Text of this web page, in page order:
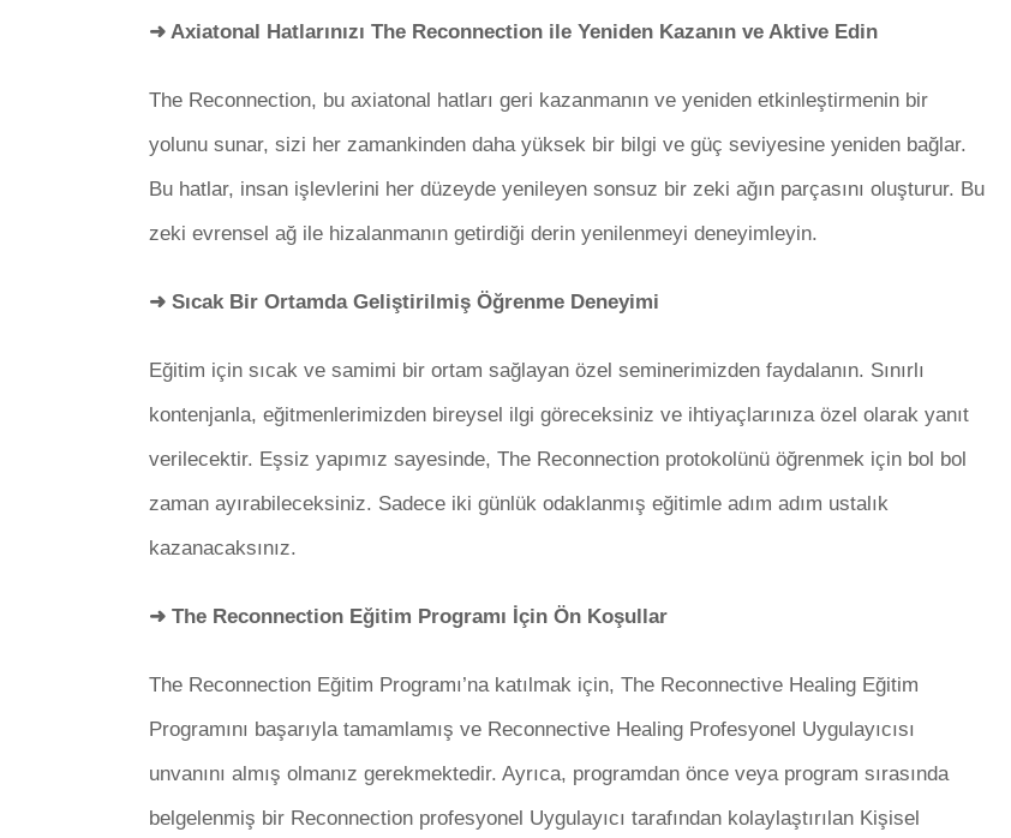
➜ Axiatonal Hatlarınızı The Reconnection ile Yeniden Kazanın ve Aktive Edin
The Reconnection, bu axiatonal hatları geri kazanmanın ve yeniden etkinleştirmenin bir
yolunu sunar, sizi her zamankinden daha yüksek bir bilgi ve güç seviyesine yeniden bağlar.
Bu hatlar, insan işlevlerini her düzeyde yenileyen sonsuz bir zeki ağın parçasını oluşturur. Bu
zeki evrensel ağ ile hizalanmanın getirdiği derin yenilenmeyi deneyimleyin.
➜ Sıcak Bir Ortamda Geliştirilmiş Öğrenme Deneyimi
Eğitim için sıcak ve samimi bir ortam sağlayan özel seminerimizden faydalanın. Sınırlı
kontenjanla, eğitmenlerimizden bireysel ilgi göreceksiniz ve ihtiyaçlarınıza özel olarak yanıt
verilecektir. Eşsiz yapımız sayesinde, The Reconnection protokolünü öğrenmek için bol bol
zaman ayırabileceksiniz. Sadece iki günlük odaklanmış eğitimle adım adım ustalık
kazanacaksınız.
➜ The Reconnection Eğitim Programı İçin Ön Koşullar
The Reconnection Eğitim Programı’na katılmak için, The Reconnective Healing Eğitim
Programını başarıyla tamamlamış ve Reconnective Healing Profesyonel Uygulayıcısı
unvanını almış olmanız gerekmektedir. Ayrıca, programdan önce veya program sırasında
belgelenmiş bir Reconnection profesyonel Uygulayıcı tarafından kolaylaştırılan Kişisel